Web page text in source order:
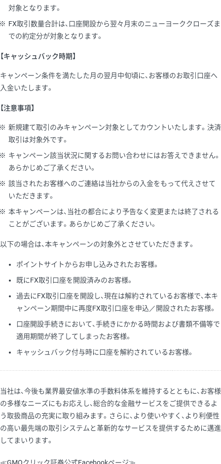
対象となります。
FX取引数量合計は、口座開設から翌々月末のニューヨーククローズま
での約定分が対象となります。
【キャッシュバック時期】
キャンペーン条件を満たした月の翌月中旬頃に、お客様のお取引口座へ
入金いたします。
【注意事項】
新規建て取引のみキャンペーン対象としてカウントいたします。決済
取引は対象外です。
キャンペーン該当状況に関するお問い合わせにはお答えできません。
あらかじめご了承ください。
該当されたお客様へのご連絡は当社からの入金をもって代えさせて
いただきます。
本キャンペーンは、当社の都合により予告なく変更または終了される
ことがございます。あらかじめご了承ください。
以下の場合は、本キャンペーンの対象外とさせていただきます。
ポイントサイトからお申し込みされたお客様。
既にFX取引口座を開設済みのお客様。
過去にFX取引口座を開設し、現在は解約されているお客様で、本キ
ャンペーン期間中に再度FX取引口座を申込／開設されたお客様。
口座開設手続きにおいて、手続きにかかる時間および書類不備等で
適用期間が終了してしまったお客様。
キャッシュバック付与時に口座を解約されているお客様。
当社は、今後も業界最安値水準の手数料体系を維持するとともに、お客様
の多様なニーズにもお応えし、総合的な金融サービスをご提供できるよ
う取扱商品の充実に取り組みます。さらに、より使いやすく、より利便性
の高い最先端の取引システムと革新的なサービスを提供するために邁進
してまいります。